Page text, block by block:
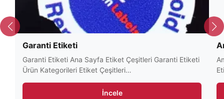
Garanti Etiketi
Garanti Etiketi Ana Sayfa Etiket Çeşitleri Garanti Etiketi
Ürün Kategorileri Etiket Çeşitleri…
İncele